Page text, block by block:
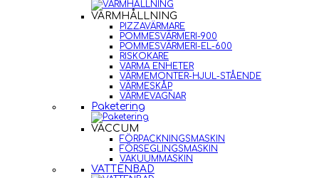
VARMHÅLLNING
PIZZAVÄRMARE
POMMESVÄRMERI-900
POMMESVÄRMERI-EL-600
RISKOKARE
VARMA ENHETER
VÄRMEMONTER-HJUL-STÅENDE
VÄRMESKÅP
VÄRMEVAGNAR
Paketering
VACCUM
FÖRPACKNINGSMASKIN
FÖRSEGLINGSMASKIN
VAKUUMMASKIN
VATTENBAD